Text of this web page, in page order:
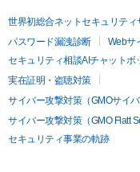
世界初総合ネットセキュリティ
パスワード漏洩診断
Webサ
セキュリティ相談AIチャットボ
実在証明・盗聴対策
サイバー攻撃対策（GMOサイ
サイバー攻撃対策（GMO Flatt
セキュリティ事業の軌跡